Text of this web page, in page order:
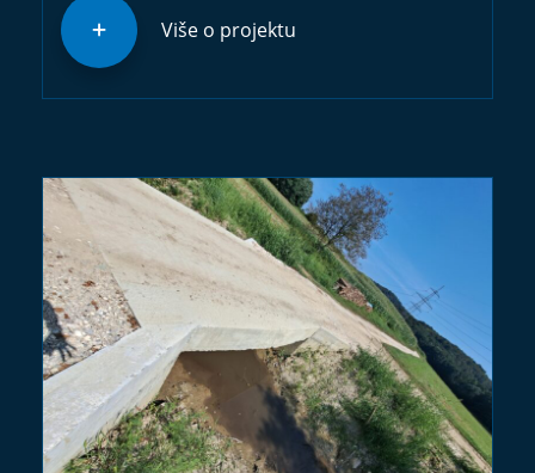
Više o projektu